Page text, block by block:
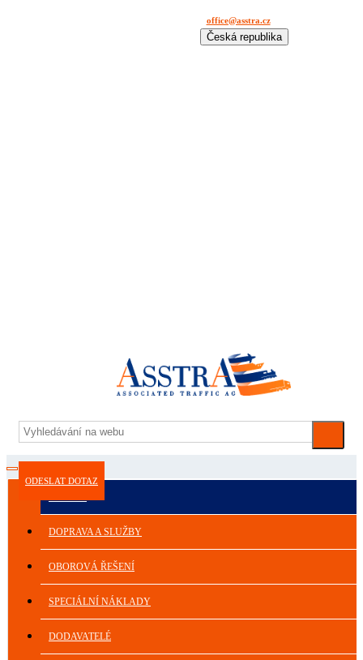
office@asstra.cz
Česká republika
DOPRAVA A SLUŽBY
OBOROVÁ ŘEŠENÍ
SPECIÁLNÍ NÁKLADY
DODAVATELÉ
ODESLAT DOTAZ